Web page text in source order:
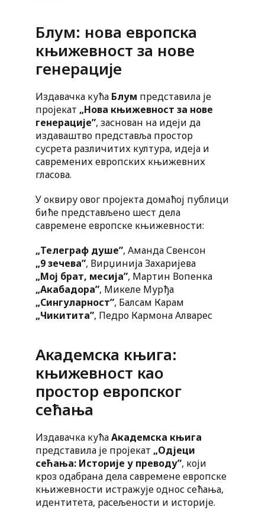
Блум: нова европска
књижевност за нове
генерације
Издавачка кућа Блум представила је
пројекат „Нова књижевност за нове
генерације”, заснован на идеји да
издаваштво представља простор
сусрета различитих култура, идеја и
савремених европских књижевних
гласова.
У оквиру овог пројекта домаћој публици
биће представљено шест дела
савремене европске књижевности:
„Телеграф душе”, Аманда Свенсон
„9 зечева”, Вирџинија Захаријева
„Мој брат, месија”, Мартин Вопенка
„Акабадора”, Микеле Мурђа
„Сингуларност”, Балсам Карам
„Чикитита”, Педро Кармона Алварес
Академска књига:
књижевност као
простор европског
сећања
Издавачка кућаАкадемска књига
представила је пројекат „Одјеци
сећања: Историје у преводу”, који
кроз одабрана дела савремене европске
књижевности истражује однос сећања,
идентитета, расељености и историје.